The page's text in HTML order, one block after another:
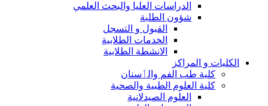
الدراسات العليا والبحث العلمي
شؤون الطلبة
القبول و التسجل
الخدمات الطلابية
الانشطة الطلابية
الكليات و المراكز
كلية طب الفم والٲسنان
كلية العلوم الطبية والصحية
العلوم الصيدلانية